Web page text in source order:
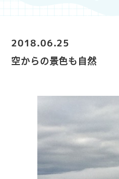
2018.06.25
空からの景色も自然